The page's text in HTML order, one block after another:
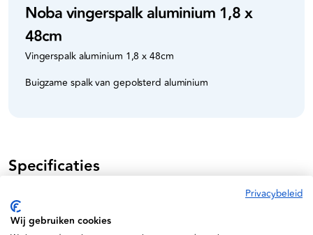
Noba vingerspalk aluminium 1,8 x
48cm
Vingerspalk aluminium 1,8 x 48cm
Buigzame spalk van gepolsterd aluminium
Specificaties
Privacybeleid
Wij gebruiken cookies